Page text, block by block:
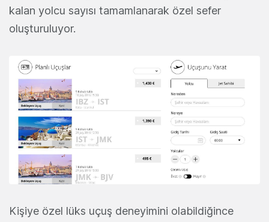
kalan yolcu sayısı tamamlanarak özel sefer
oluşturuluyor.
Kişiye özel lüks uçuş deneyimini olabildiğince